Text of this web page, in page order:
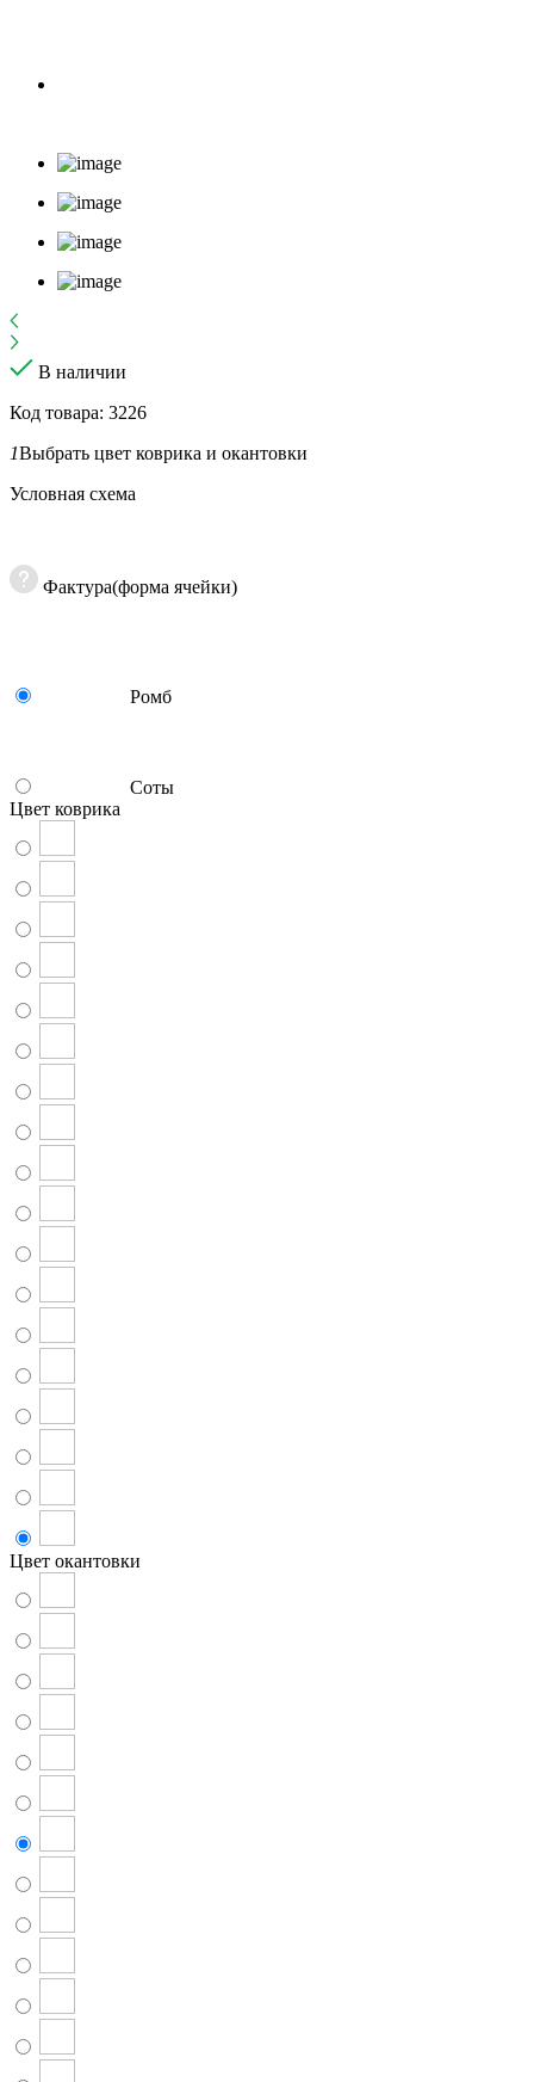
В наличии
Код товара: 3226
1Выбрать цвет коврика и окантовки
Условная схема
Фактура(форма ячейки)
Ромб
Соты
Цвет коврика
Цвет окантовки